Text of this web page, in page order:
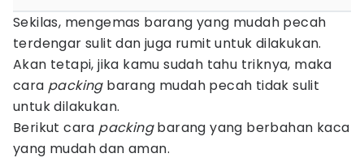
Sekilas, mengemas barang yang mudah pecah
terdengar sulit dan juga rumit untuk dilakukan.
Akan tetapi, jika kamu sudah tahu triknya, maka
cara packingbarang mudah pecah tidak sulit
untuk dilakukan.
Berikut cara packingbarang yang berbahan kaca
yang mudah dan aman.